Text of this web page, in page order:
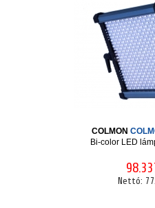
COLMON
Bi-color LED
Nettó: